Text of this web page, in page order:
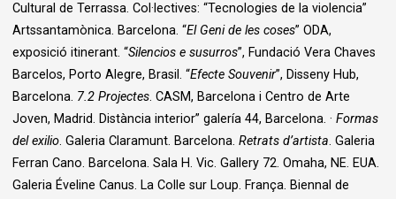
Cultural de Terrassa. Col·lectives: “Tecnologies de la violencia”
Artssantamònica. Barcelona. “El Geni de les coses” ODA,
exposició itinerant. “Silencios e susurros”, Fundació Vera Chaves
Barcelos, Porto Alegre, Brasil. “Efecte Souvenir”, Disseny Hub,
Barcelona. 7.2 Projectes. CASM, Barcelona i Centro de Arte
Joven, Madrid. Distància interior” galería 44, Barcelona. ·Formas
del exilio. Galeria Claramunt. Barcelona.Retrats d’artista. Galeria
Ferran Cano. Barcelona. Sala H. Vic. Gallery 72. Omaha, NE. EUA.
Galeria Éveline Canus. La Colle sur Loup. França. Biennal de